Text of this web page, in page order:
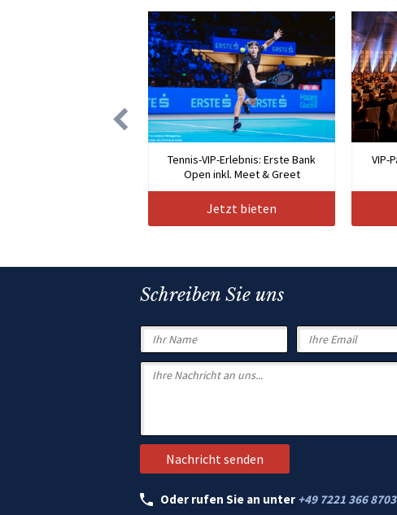
Tennis-VIP-Erlebnis: Erste Bank
Open inkl. Meet & Greet
Jetzt bieten
VIP-
Schreiben Sie uns
Oder rufen Sie an unter +49 7221 366 8703